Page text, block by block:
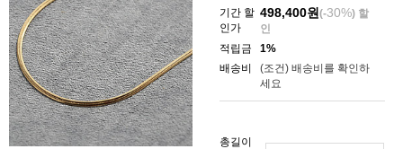
기간 할
인가
498,400원 (-30%) 할
인
적립금
1%
배송비
(조건) 배송비를 확인하
세요
총길이